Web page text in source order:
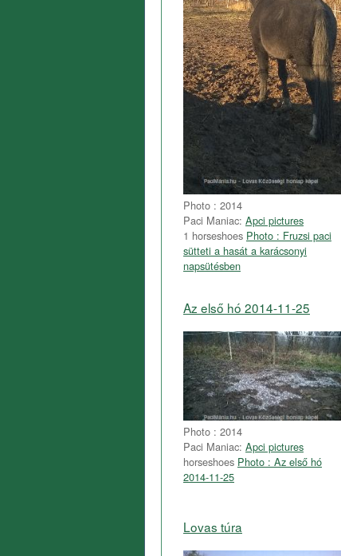
Photo : 2014
Paci Maniac: Apci pictures
1 horseshoes Photo : Fruzsi paci
sütteti a hasát a karácsonyi
napsütésben
Az első hó 2014-11-25
Photo : 2014
Paci Maniac: Apci pictures
horseshoes Photo : Az első hó
2014-11-25
Lovas túra